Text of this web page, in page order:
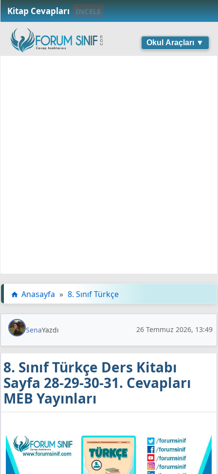
Kitap Cevapları İNCELE
Okul Araçları ▼
Anasayfa » 8. Sınıf Türkçe
SenaYazdı 26 Temmuz 2026, 13:49
8. Sınıf Türkçe Ders Kitabı
Sayfa 28-29-30-31. Cevapları
MEB Yayınları